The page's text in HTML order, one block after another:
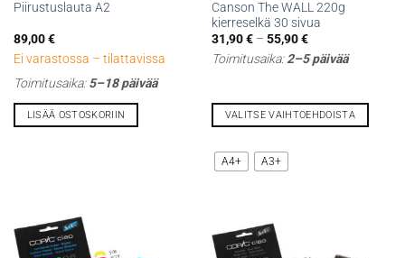
Piirustuslauta A2
89,00€
Ei varastossa – tilattavissa
Toimitusaika:5–18 päivää
LISÄÄ OSTOSKORIIN
Canson The WALL 220g
kierreselkä 30 sivua
31,90€ – 55,90€Hintaluokka:
-
Toimitusaika:2–5 päivää
VALITSE VAIHTOEHDOISTA
tuotteella
on
Voit
tehdä
A4+ A3+